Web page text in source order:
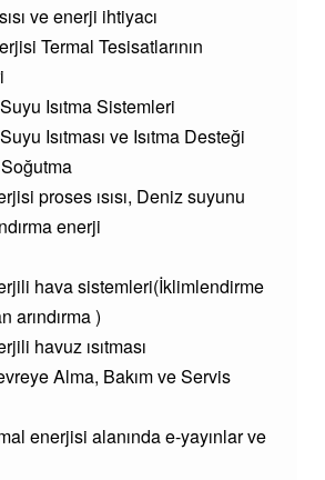
ve enerji ihtiyacı
Termal Tesisatlarının
Isıtma Sistemleri
Isıtması ve Isıtma Desteği
proses ısısı, Deniz suyunu
enerji
hava sistemleri(İklimlendirme
arındırma )
havuz ısıtması
Alma, Bakım ve Servis
enerjisi alanında e-yayınlar ve